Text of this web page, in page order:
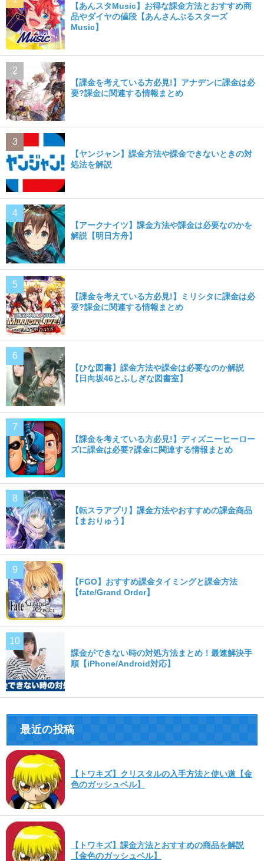
【あんスタMusic】お得な課金方法とおすすめ商
品やダイヤの値段【あんさんぶるスターズ
Music】
【課金を考えている方必見!】アナデンに課金は必
要?課金に関連する情報まとめ
【ヤンジャン】課金方法や課金できないときの対
処法を解説
【アークナイツ】課金方法や課金は必要なのかを
解説【明日方舟】
【課金を考えている方必見!】ミリシタに課金は必
要?課金に関連する情報まとめ
【ひな図書】課金方法や課金は必要なのか解説
【日向坂46とふしぎな図書室】
【課金を考えている方必見!】ディズニーヒーロー
ズに課金は必要?課金に関連する情報まとめ
【転スラアプリ】課金方法やおすすめの課金商品
【まおりゅう】
【FGO】おすすめ課金タイミングと課金方法
【fate/Grand Order】
課金ができない時の対処方法まとめ！最速解決手
順【iPhone/Android対応】
最近の投稿
【トワキズ】クリスタルの入手方法と使い道【金
色のガッシュベル】
【トワキズ】課金方法とおすすめの商品を解説
【金色のガッシュベル】